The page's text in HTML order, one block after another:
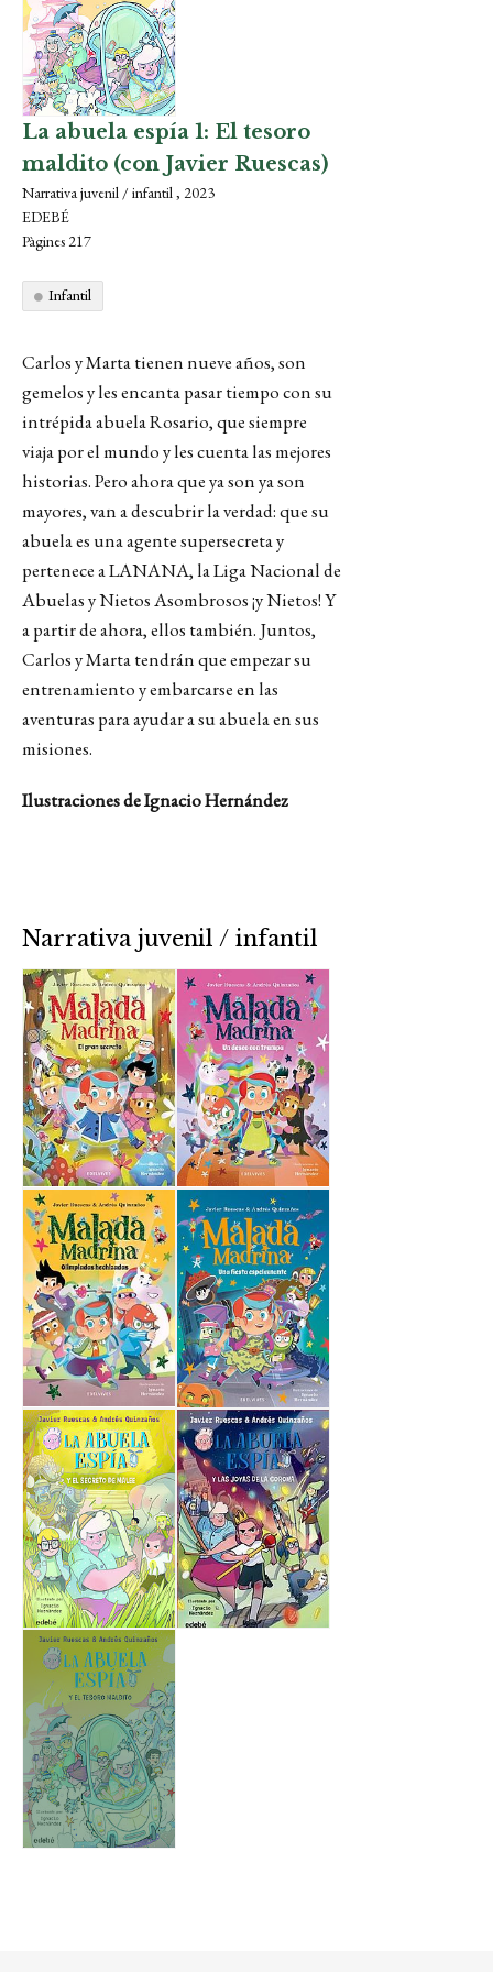
La abuela espía 1: El tesoro
maldito (con Javier Ruescas)
Narrativa juvenil / infantil , 2023
EDEBÉ
Pàgines 217
Infantil
Carlos y Marta tienen nueve años, son
gemelos y les encanta pasar tiempo con su
intrépida abuela Rosario, que siempre
viaja por el mundo y les cuenta las mejores
historias. Pero ahora que ya son ya son
mayores, van a descubrir la verdad: que su
abuela es una agente supersecreta y
pertenece a LANANA, la Liga Nacional de
Abuelas y Nietos Asombrosos ¡y Nietos! Y
a partir de ahora, ellos también. Juntos,
Carlos y Marta tendrán que empezar su
entrenamiento y embarcarse en las
aventuras para ayudar a su abuela en sus
misiones.
Ilustraciones de Ignacio Hernández
Narrativa juvenil / infantil